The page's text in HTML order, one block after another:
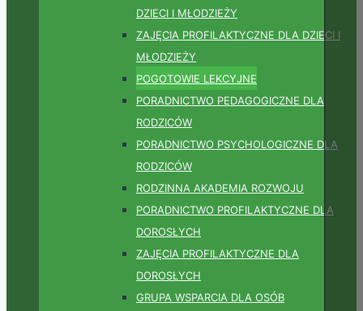
DZIECI I MŁODZIEŻY
ZAJĘCIA PROFILAKTYCZNE DLA DZIECI I
MŁODZIEŻY
POGOTOWIE LEKCYJNE
PORADNICTWO PEDAGOGICZNE DLA
RODZICÓW
PORADNICTWO PSYCHOLOGICZNE DLA
RODZICÓW
RODZINNA AKADEMIA ROZWOJU
PORADNICTWO PROFILAKTYCZNE DLA
DOROSŁYCH
ZAJĘCIA PROFILAKTYCZNE DLA
DOROSŁYCH
GRUPA WSPARCIA DLA OSÓB